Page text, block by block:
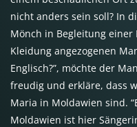
nicht anders sein soll? In
Mönch in Begleitung
Kleidung angezogenen
Englisch?”, möchte der
freudig und erkläre, dass
Maria in Moldawien sind.
Moldawien ist hier